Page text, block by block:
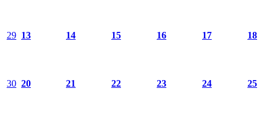
29 13 14 15 16 17 18
30 20 21 22 23 24 25